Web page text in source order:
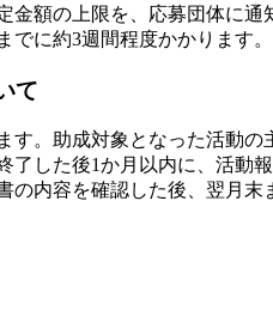
額の上限を、応募団体に通
に約3週間程度かかります。
て
す。助成対象となった活動
了した後1か月以内に、活動
の内容を確認した後、翌月末